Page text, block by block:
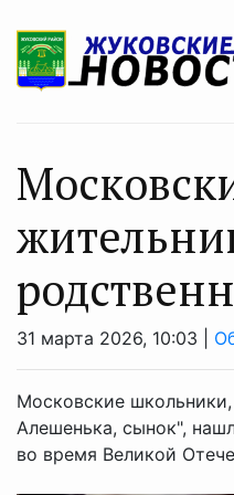
31 марта 2026, 10:03 |
Московские школьники,
Алешенька, сынок",
во время Великой